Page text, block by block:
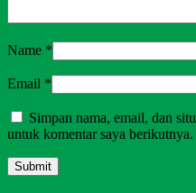
Name *
Email *
Simpan nama, email, dan
untuk komentar saya berikutnya.